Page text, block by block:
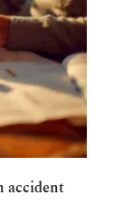
accident